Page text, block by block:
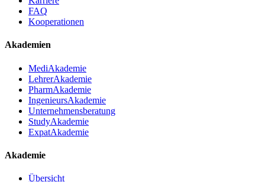
FAQ
Kooperationen
Akademien
MediAkademie
LehrerAkademie
PharmAkademie
IngenieursAkademie
Unternehmensberatung
StudyAkademie
ExpatAkademie
Akademie
Übersicht